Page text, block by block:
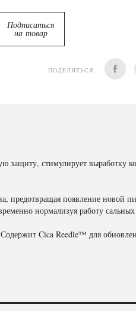
Подписаться
на товар
ПОДЕЛИТЬСЯ
стимулирует выработку
предотвращая появление новой
нормализуя работу
Cica Reedle™ для